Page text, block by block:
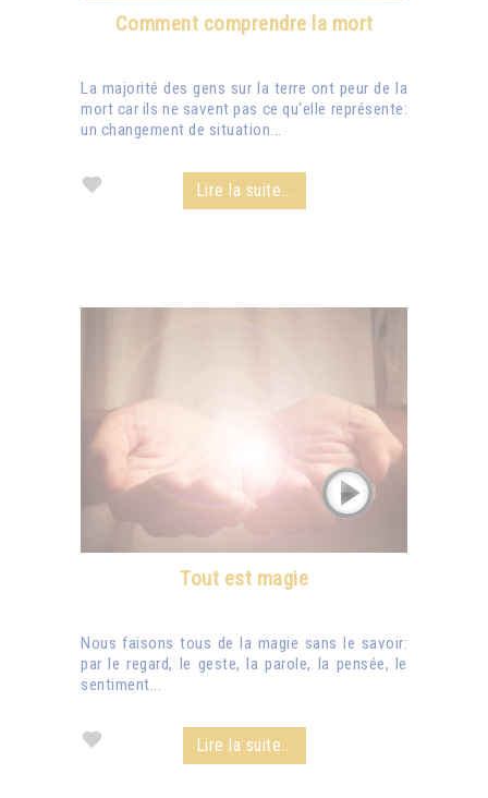
Comment comprendre la mort
La majorité des gens sur la terre ont peur de la
mort car ils ne savent pas ce qu'elle représente:
un changement de situation...
Lire la suite...
Tout est magie
Nous faisons tous de la magie sans le savoir:
par le regard, le geste, la parole, la pensée, le
sentiment...
Lire la suite...